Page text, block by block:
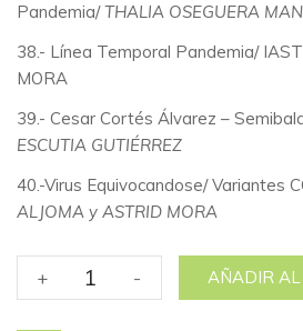
Pandemia/THALIA OSEGUERA
38.- Línea Temporal Pandemia/
MORA
39.- Cesar Cortés Álvarez –
ESCUTIA GUTIÉRREZ
40.-Virus Equivocandose/ Variantes
ALJOMA y ASTRID MORA
+
No.
28
- AÑADIR